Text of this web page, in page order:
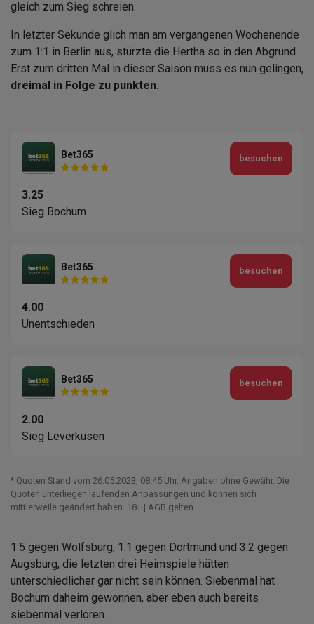
gleich zum Sieg schreien.
In letzter Sekunde glich man am vergangenen Wochenende
zum 1:1 in Berlin aus, stürzte die Hertha so in den Abgrund.
Erst zum dritten Mal in dieser Saison muss es nun gelingen,
dreimal in Folge zu punkten.
Bet365
3.25
Sieg Bochum
besuchen
Bet365
4.00
Unentschieden
besuchen
Bet365
2.00
Sieg Leverkusen
besuchen
* Quoten Stand vom 26.05.2023‚ 08⁚45 Uhr. Angaben ohne Gewähr. Die
Quoten unterliegen laufenden Anpassungen und können sich
mittlerweile geändert haben. 18+ | AGB gelten
1:5 gegen Wolfsburg, 1:1 gegen Dortmund und 3:2 gegen
Augsburg, die letzten drei Heimspiele hätten
unterschiedlicher gar nicht sein können. Siebenmal hat
Bochum daheim gewonnen, aber eben auch bereits
siebenmal verloren.